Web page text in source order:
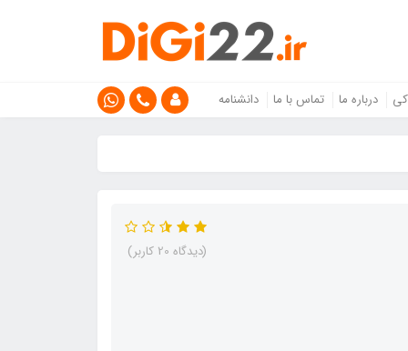
درباره ما تماس با ما دانشنامه
(دیدگاه 20 کاربر)